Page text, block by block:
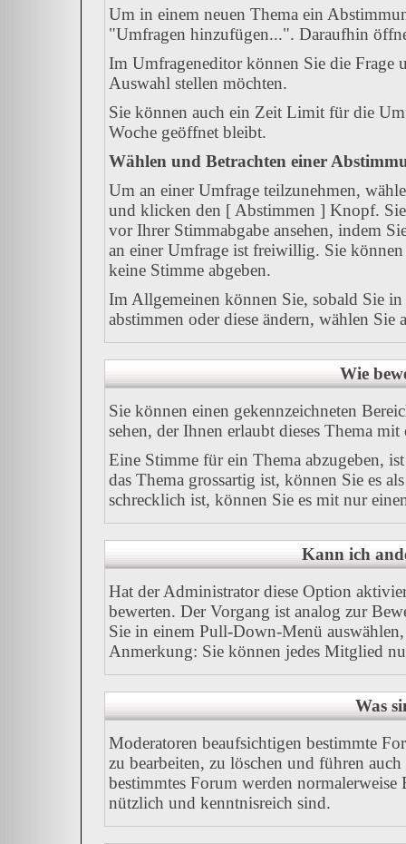
Um in einem neuen Thema ein
"Umfragen hinzufügen...". Daraufhin
Im Umfrageneditor können Sie die Frage
Auswahl stellen möchten.
Sie können auch ein Zeit Limit für die
Woche geöffnet bleibt.
Wählen und Betrachten einer
Um an einer Umfrage teilzunehmen,
und klicken den [ Abstimmen ] Knopf.
vor Ihrer Stimmabgabe ansehen, indem
an einer Umfrage ist freiwillig. Sie
keine Stimme abgeben.
Im Allgemeinen können Sie, sobald Sie
abstimmen oder diese ändern, wählen Sie
Wie
Sie können einen gekennzeichneten
sehen, der Ihnen erlaubt dieses Thema
Eine Stimme für ein Thema abzugeben,
das Thema grossartig ist, können Sie es
schrecklich ist, können Sie es mit nur
Kann ich
Hat der Administrator diese Option
bewerten. Der Vorgang ist analog zur
Sie in einem Pull-Down-Menü
Anmerkung: Sie können jedes Mitglied
Was
Moderatoren beaufsichtigen bestimmte
zu bearbeiten, zu löschen und führen
bestimmtes Forum werden normalerweise
nützlich und kenntnisreich sind.